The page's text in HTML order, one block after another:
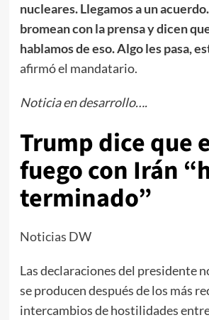
nucleares. Llegamos a un
bromean con la prensa y dicen
hablamos de eso. Algo les pasa,
afirmó el mandatario.
Noticia en desarrollo….
Trump dice que
fuego con Irán
terminado”
Noticias DW
Las declaraciones del presidente
se producen después de los más
intercambios de hostilidades